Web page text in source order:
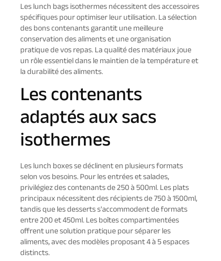
Les lunch bags isothermes nécessitent des accessoires
spécifiques pour optimiser leur utilisation. La sélection
des bons contenants garantit une meilleure
conservation des aliments et une organisation
pratique de vos repas. La qualité des matériaux joue
un rôle essentiel dans le maintien de la température et
la durabilité des aliments.
Les contenants
adaptés aux sacs
isothermes
Les lunch boxes se déclinent en plusieurs formats
selon vos besoins. Pour les entrées et salades,
privilégiez des contenants de 250 à 500ml. Les plats
principaux nécessitent des récipients de 750 à 1500ml,
tandis que les desserts s'accommodent de formats
entre 200 et 450ml. Les boîtes compartimentées
offrent une solution pratique pour séparer les
aliments, avec des modèles proposant 4 à 5 espaces
distincts.